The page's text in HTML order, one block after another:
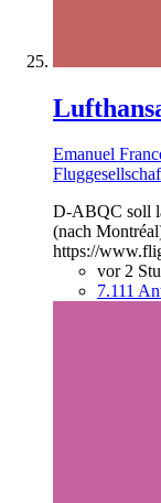
Emanuel
D-ABQC soll
(nach
https://
vor 2
7.111